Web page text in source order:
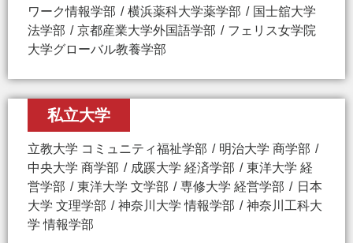
ワーク情報学部
横浜薬科大学薬学部
国士舘大学
法学部
京都産業大学外国語学部
フェリス女学院
大学グローバル教養学部
私立大学
立教大学 コミュニティ福祉学部
明治大学 商学部
中央大学 商学部
成蹊大学 経済学部
東洋大学 経
営学部
東洋大学 文学部 専修大学 経営学部
日本
大学 文理学部
神奈川大学 情報学部
神奈川工科大
学 情報学部